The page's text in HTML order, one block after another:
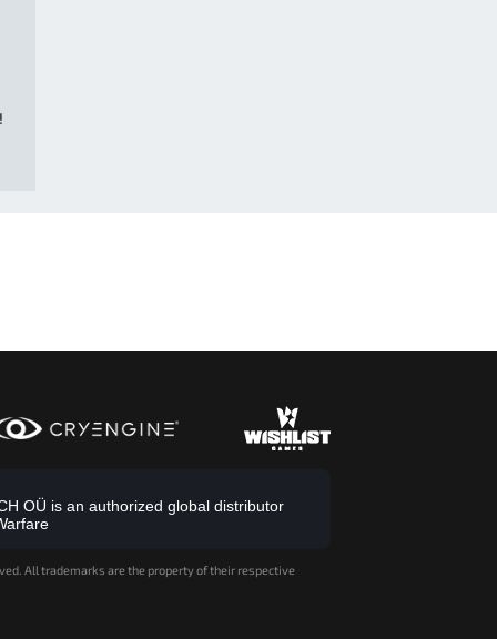
OÜ is an authorized global distributor
All trademarks are the property of their respective